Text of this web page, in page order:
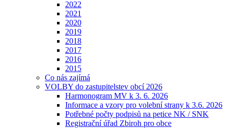
2022
2021
2020
2019
2018
2017
2016
2015
Co nás zajímá
VOLBY do zastupitelstev obcí 2026
Harmonogram MV k 3. 6. 2026
Informace a vzory pro volební strany k 3.6. 2026
Potřebné počty podpisů na petice NK / SNK
Registrační úřad Zbiroh pro obce